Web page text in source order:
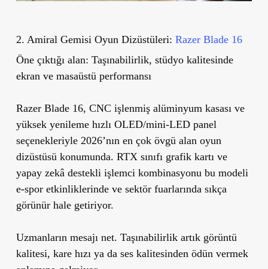
2. Amiral Gemisi Oyun Dizüstüleri: Razer Blade 16
Öne çıktığı alan: Taşınabilirlik, stüdyo kalitesinde
ekran ve masaüstü performansı
Razer Blade 16, CNC işlenmiş alüminyum kasası ve
yüksek yenileme hızlı OLED/mini-LED panel
seçenekleriyle 2026’nın en çok övgü alan oyun
dizüstüsü konumunda. RTX sınıfı grafik kartı ve
yapay zekâ destekli işlemci kombinasyonu bu modeli
e-spor etkinliklerinde ve sektör fuarlarında sıkça
görünür hale getiriyor.
Uzmanların mesajı net. Taşınabilirlik artık görüntü
kalitesi, kare hızı ya da ses kalitesinden ödün vermek